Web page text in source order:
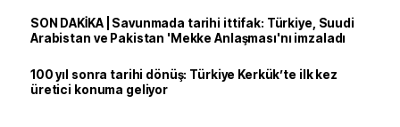
SON DAKİKA | Savunmada tarihi ittifak: Türkiye, Suudi
Arabistan ve Pakistan 'Mekke Anlaşması'nı imzaladı
100 yıl sonra tarihi dönüş: Türkiye Kerkük’te ilk kez
üretici konuma geliyor